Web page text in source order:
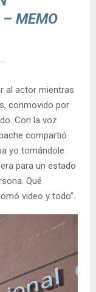
MEMO
al actor mientras
conmovido por
Con la voz
compartió
yo tomándole
para un estado
Qué
video y todo”.